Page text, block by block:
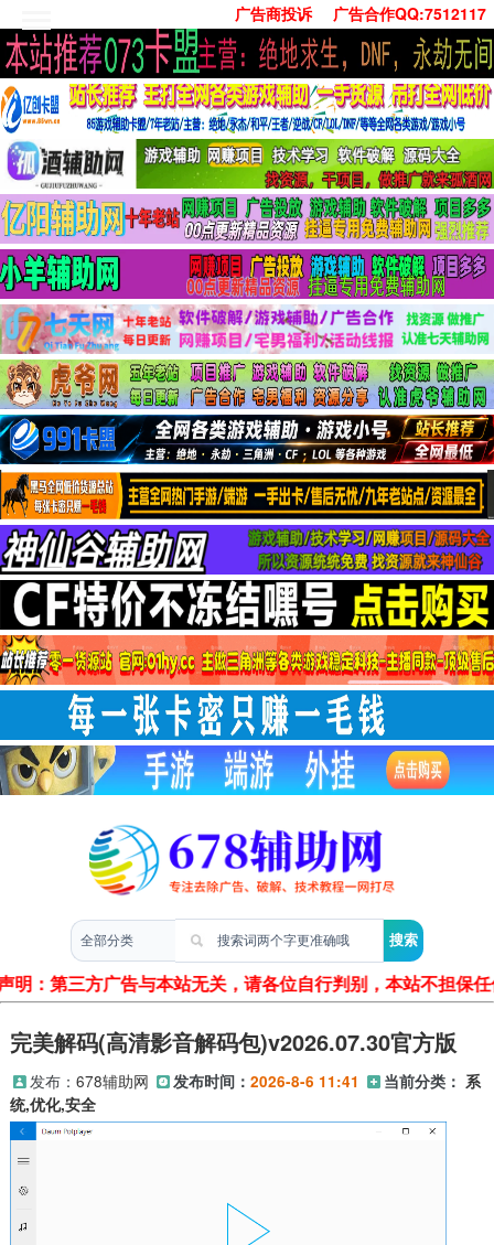
广告商投诉 广告合作QQ:7512117
首页
技术学习
安卓绿化
单机游戏
社交娱乐
系统工具
活动线报
常用办公
源码收集
值得一看
两性情感
明：第三方广告与本站无关，请各位自行判别，本站不担保
完美解码(高清影音解码包)v2026.07.30官方版
发布： 678辅助网 发布时间： 2026-8-6 11:41 当前分类： 系
统,优化,安全